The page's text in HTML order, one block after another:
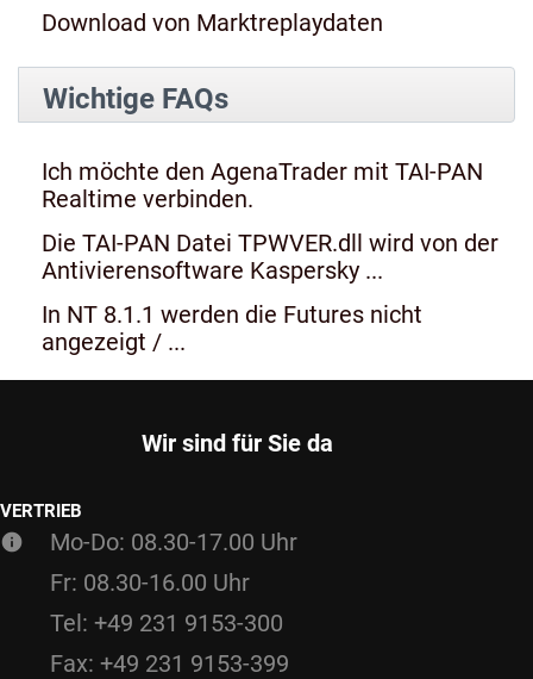
Download von Marktreplaydaten
Wichtige FAQs
Ich möchte den AgenaTrader mit TAI-PAN
Realtime verbinden.
Die TAI-PAN Datei TPWVER.dll wird von der
Antivierensoftware Kaspersky ...
In NT 8.1.1 werden die Futures nicht
angezeigt / ...
Wir sind für Sie da
VERTRIEB
Mo-Do: 08.30-17.00 Uhr
Fr: 08.30-16.00 Uhr
Tel: +49 231 9153-300
Fax: +49 231 9153-399